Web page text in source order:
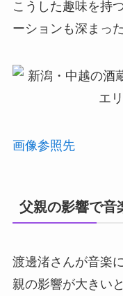
こうした趣味を持
ーションも深まっ
画像参照先
父親の影響で音
渡邊渚さんが音楽
親の影響が大きい